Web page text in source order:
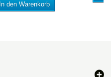
In den Warenkorb